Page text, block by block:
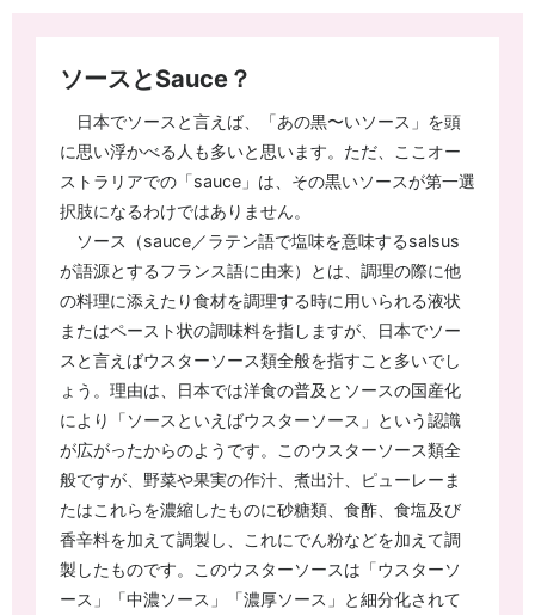
ソースとSauce？
日本でソースと言えば、「あの黒〜いソース」を頭
に思い浮かべる人も多いと思います。ただ、ここオー
ストラリアでの「sauce」は、その黒いソースが第一選
択肢になるわけではありません。
ソース（sauce／ラテン語で塩味を意味するsalsus
が語源とするフランス語に由来）とは、調理の際に他
の料理に添えたり食材を調理する時に用いられる液状
またはペースト状の調味料を指しますが、日本でソー
スと言えばウスターソース類全般を指すこと多いでし
ょう。理由は、日本では洋食の普及とソースの国産化
により「ソースといえばウスターソース」という認識
が広がったからのようです。このウスターソース類全
般ですが、野菜や果実の作汁、煮出汁、ピューレーま
たはこれらを濃縮したものに砂糖類、食酢、食塩及び
香辛料を加えて調製し、これにでん粉などを加えて調
製したものです。このウスターソースは「ウスターソ
ース」「中濃ソース」「濃厚ソース」と細分化されて